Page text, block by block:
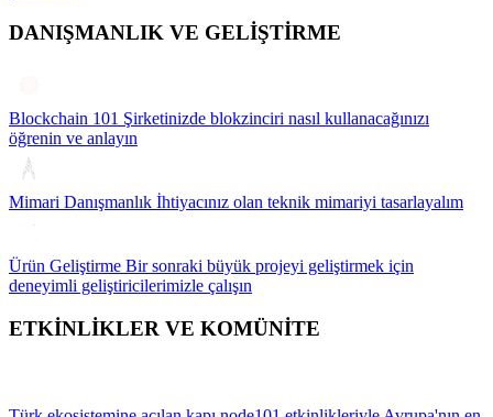
DANIŞMANLIK VE GELİŞTİRME
Blockchain 101 Şirketinizde blokzinciri nasıl kullanacağınızı
öğrenin ve anlayın
Mimari Danışmanlık İhtiyacınız olan teknik mimariyi tasarlayalım
Ürün Geliştirme Bir sonraki büyük projeyi geliştirmek için
deneyimli geliştiricilerimizle çalışın
ETKİNLİKLER VE KOMÜNİTE